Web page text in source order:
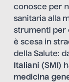
conosce per
sanitaria alla
strumenti per
è scesa in
della Salute:
Italiani (SMI)
medicina